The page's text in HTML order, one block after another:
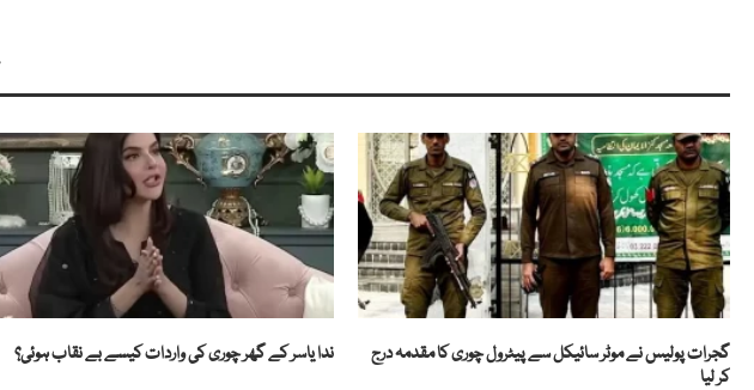
گجرات پولیس نے موٹر سائیکل سے پیٹرول چوری کا مقدمہ درج
کر لیا
ندا یاسر کے گھر چوری کی واردات کیسے بے نقاب ہوئی؟